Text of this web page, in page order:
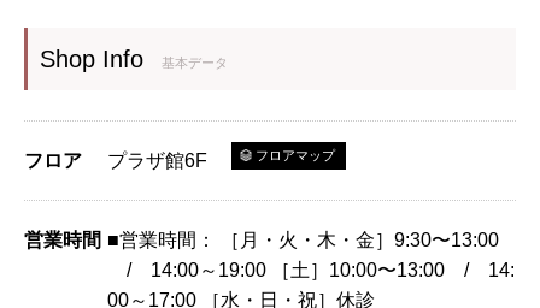
Shop Info 基本データ
フロア プラザ館6F フロアマップ
営業時間 ■営業時間： ［月・火・木・金］9:30〜13:00
/ 14:00～19:00 ［土］10:00〜13:00 / 14:
00～17:00 ［水・日・祝］休診